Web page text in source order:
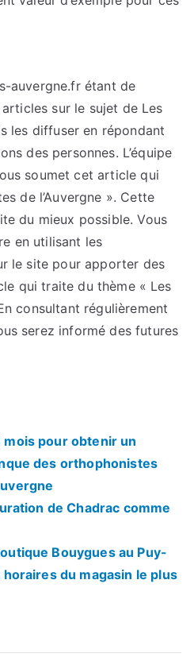
auvergne.fr étant de
sur le sujet de Les
les diffuser en répondant
des personnes. L’équipe
soumet cet article qui
de l’Auvergne ». Cette
du mieux possible. Vous
en utilisant les
le site pour apporter des
qui traite du thème « Les
consultant régulièrement
serez informé des futures
mois pour obtenir un
des orthophonistes
de Chadrac comme
Bouygues au Puy-
du magasin le plus